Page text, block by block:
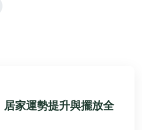
居家運勢提升與擺放全